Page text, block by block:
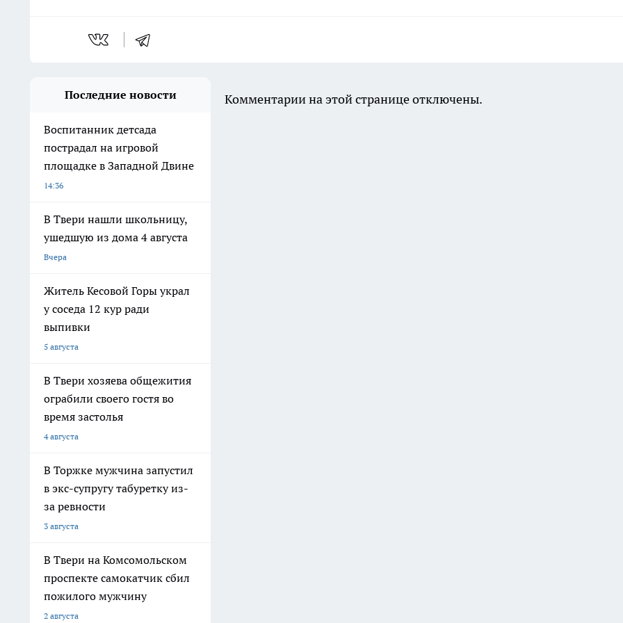
Последние новости
Воспитанник детсада
пострадал на игровой
площадке в Западной Двине
14:36
В Твери нашли школьницу,
ушедшую из дома 4 августа
Вчера
Житель Кесовой Горы украл
у соседа 12 кур ради
выпивки
5 августа
В Твери хозяева общежития
ограбили своего гостя во
время застолья
4 августа
В Торжке мужчина запустил
в экс-супругу табуретку из-
за ревности
3 августа
В Твери на Комсомольском
проспекте самокатчик сбил
пожилого мужчину
2 августа
Комментарии на этой странице отключены.